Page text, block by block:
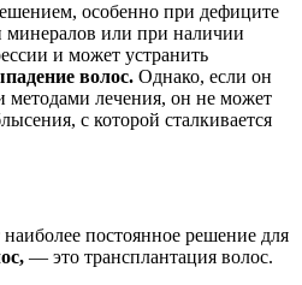
особенно при дефиците
или при наличии
и может устранить
волос. Однако, если он
методами лечения, он не может
с которой сталкивается
постоянное решение для
— это трансплантация волос.